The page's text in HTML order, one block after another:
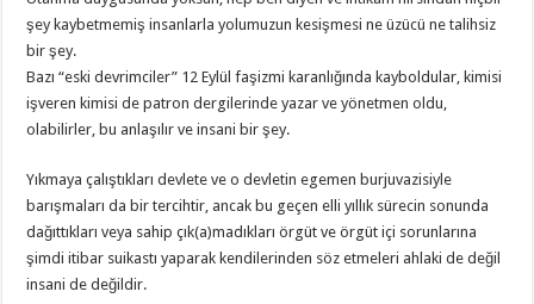
şey kaybetmemiş insanlarla yolumuzun kesişmesi ne üzücü ne talihsiz
bir şey.
Bazı “eski devrimciler” 12 Eylül faşizmi karanlığında kayboldular, kimisi
işveren kimisi de patron dergilerinde yazar ve yönetmen oldu,
olabilirler, bu anlaşılır ve insani bir şey.
Yıkmaya çalıştıkları devlete ve o devletin egemen burjuvazisiyle
barışmaları da bir tercihtir, ancak bu geçen elli yıllık sürecin sonunda
dağıttıkları veya sahip çık(a)madıkları örgüt ve örgüt içi sorunlarına
şimdi itibar suikastı yaparak kendilerinden söz etmeleri ahlaki de değil
insani de değildir.